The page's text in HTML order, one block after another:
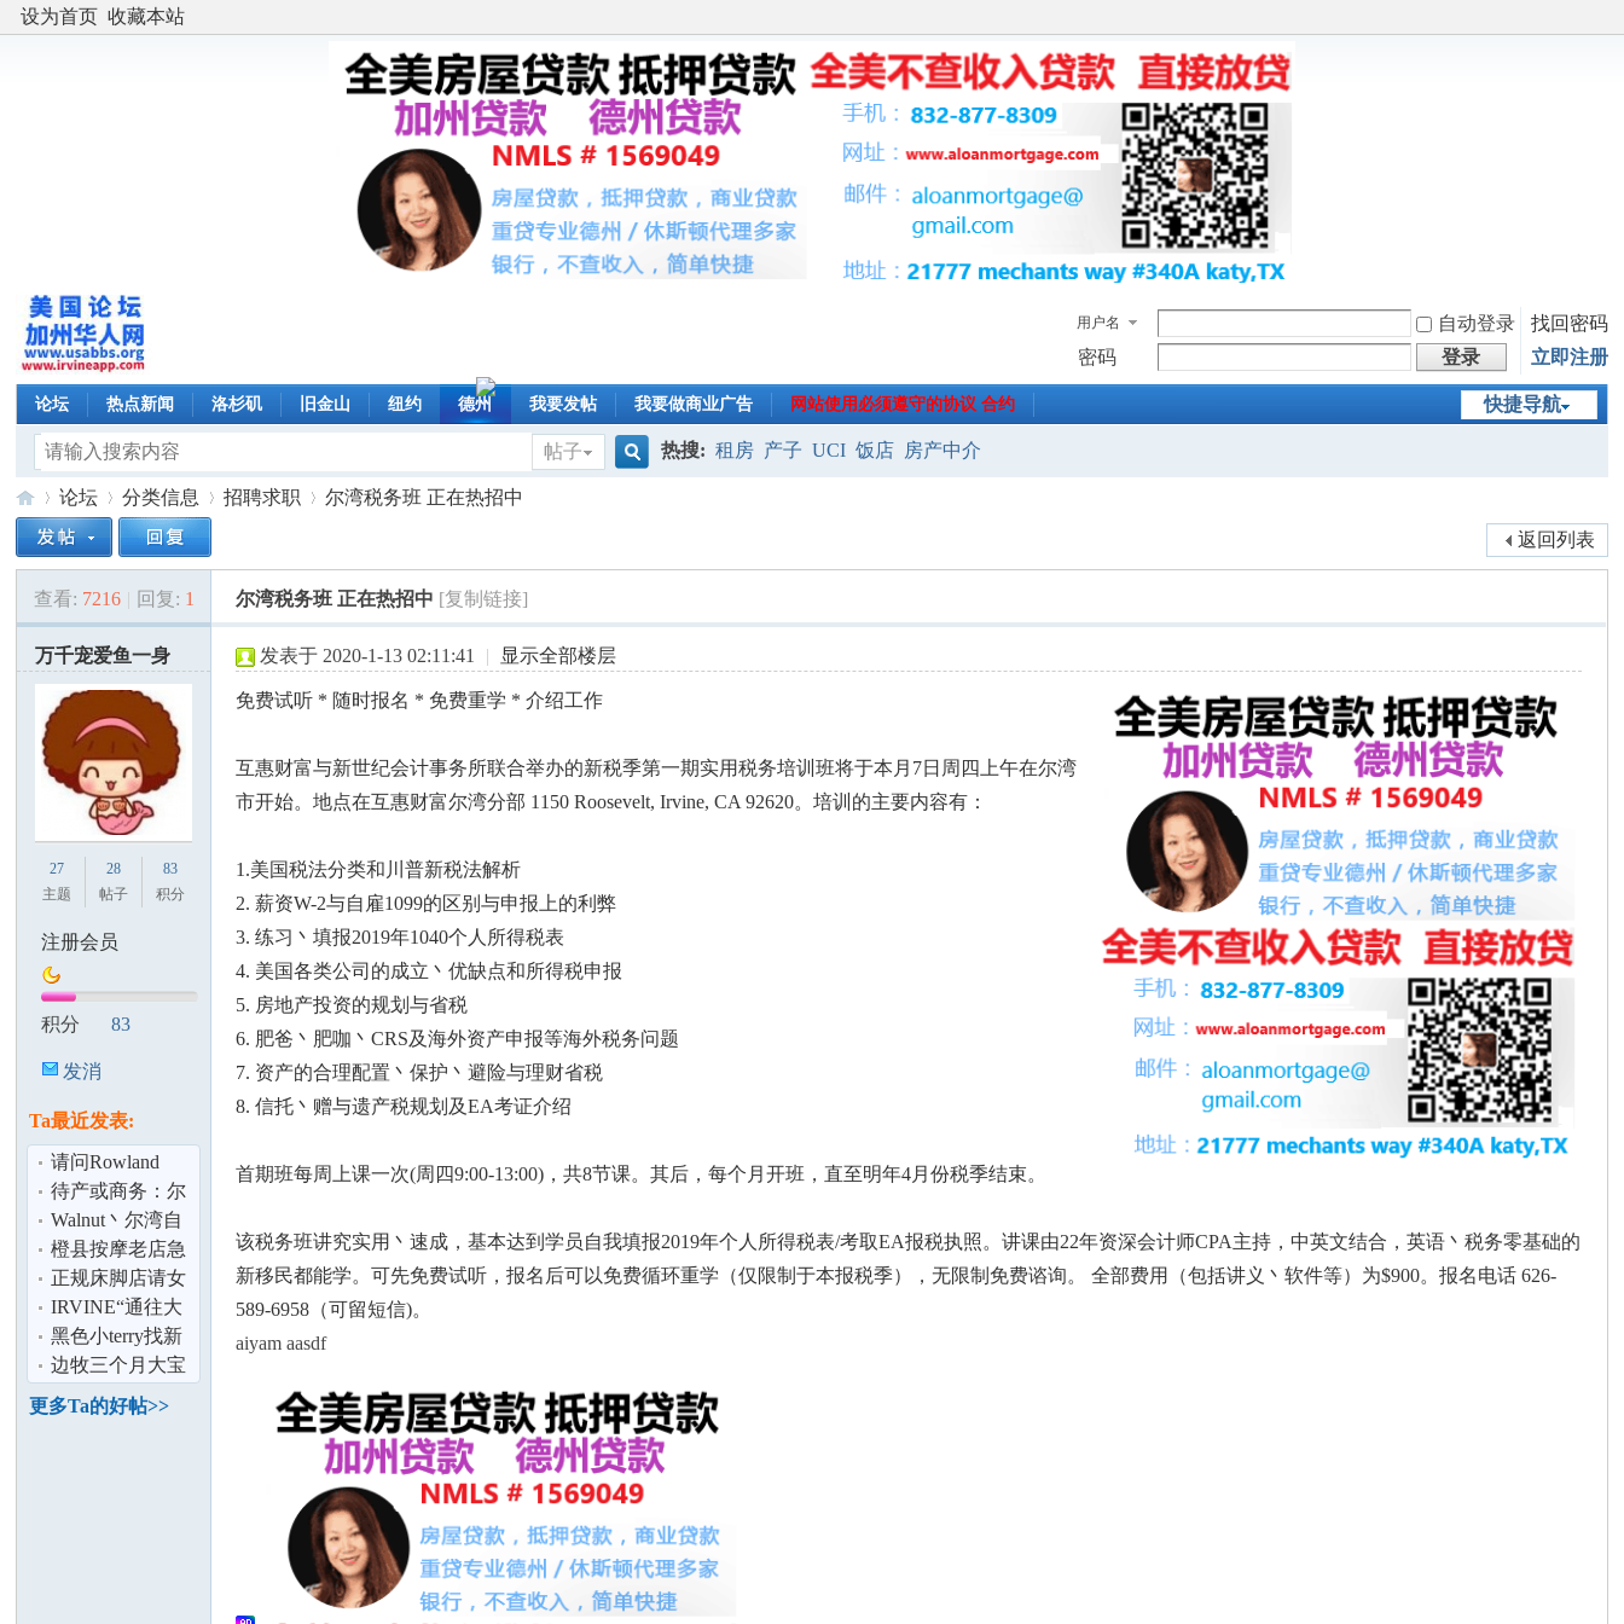
设为首页 收藏本站
用户名 自动登录
找回密码
密码
登录 立即注册
快捷导航
论坛 热点新闻 洛杉矶 旧金山 纽约 德州 我要发帖 我要做商业广告 网站使用必须遵守的协议 合约
帖子
热搜: 租房 产子 UCI 饭店 房产中介
美
国
»
论坛
›
分类信息 招聘求职
›
尔湾税务班 正在热招中
返回列表
查看: 7216 | 回复: 1 尔湾税务班 正在热招中 [复制链接]
万千宠爱鱼一身
27
主题
28
帖子
83
积分
注册会员
积分 83
发消
Ta最近发表:
请问Rowland
Heights地区有好
的私立幼儿园
待产或商务：尔
湾（Irvine）全新
别墅有独立
Walnut丶尔湾自
有住宅 观景月子
中心 2月热
橙县按摩老店急
召工
正规床脚店请女
按摩师
IRVINE“通往大
学之路”教育博览
会
黑色小terry找新
主人
边牧三个月大宝
宝出售
更多Ta的好帖>>
发表于 2020-1-13 02:11:41 | 显示全部楼层
免费试听 * 随时报名 * 免费重学 * 介绍工作
互惠财富与新世纪会计事务所联合举办的新税季第一期实用税务培训班将于本月7日周四上午在尔湾
市开始。地点在互惠财富尔湾分部 1150 Roosevelt, Irvine, CA 92620。培训的主要内容有：
1.美国税法分类和川普新税法解析
2. 薪资W-2与自雇1099的区别与申报上的利弊
3. 练习丶填报2019年1040个人所得税表
4. 美国各类公司的成立丶优缺点和所得税申报
5. 房地产投资的规划与省税
6. 肥爸丶肥咖丶CRS及海外资产申报等海外税务问题
7. 资产的合理配置丶保护丶避险与理财省税
8. 信托丶赠与遗产税规划及EA考证介绍
首期班每周上课一次(周四9:00-13:00)，共8节课。其后，每个月开班，直至明年4月份税季结束。
该税务班讲究实用丶速成，基本达到学员自我填报2019年个人所得税表/考取EA报税执照。讲课由22年资深会计师CPA主持，中英文结合，英语丶税务零基础的
新移民都能学。可先免费试听，报名后可以免费循环重学（仅限制于本报税季），无限制免费谘询。 全部费用（包括讲义丶软件等）为$900。报名电话 626-
589-6958（可留短信)。
aiyam aasdf